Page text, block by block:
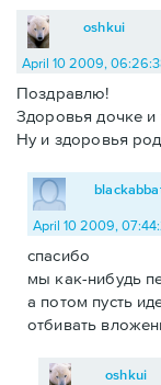
oshkui
April 10 2009,
Поздравлю!
Здоровья дочке и
Ну и здоровья
April 10 2009,
спасибо
мы как-нибудь
а потом пусть
отбивать
oshkui